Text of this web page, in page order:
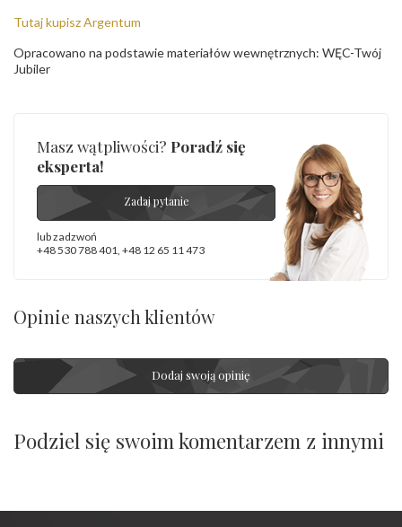
Tutaj kupisz Argentum
Opracowano na podstawie materiałów wewnętrznych: WĘC-Twój
Jubiler
Masz wątpliwości? Poradź się
eksperta!
Zadaj pytanie
lub zadzwoń
+48 530 788 401 +48 12 65 11 473
Opinie naszych klientów
Dodaj swoją opinię
Podziel się swoim komentarzem z innymi